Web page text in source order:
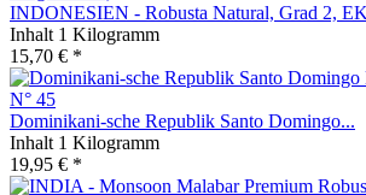
INDONESIEN - Robusta Natural, Grad 2,
Inhalt 1 Kilogramm
15,70 € *
Dominikani-sche Republik Santo Domingo...
Inhalt 1 Kilogramm
19,95 € *